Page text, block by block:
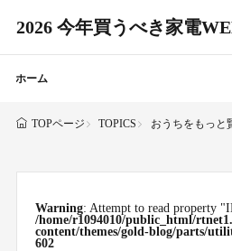
2026 今年買うべき家電
ホーム
TOPページ TOPICS おうちをもっと
Warning: Attempt to read property
/home/r1094010/public_html/
content/themes/gold-blog/parts/
602